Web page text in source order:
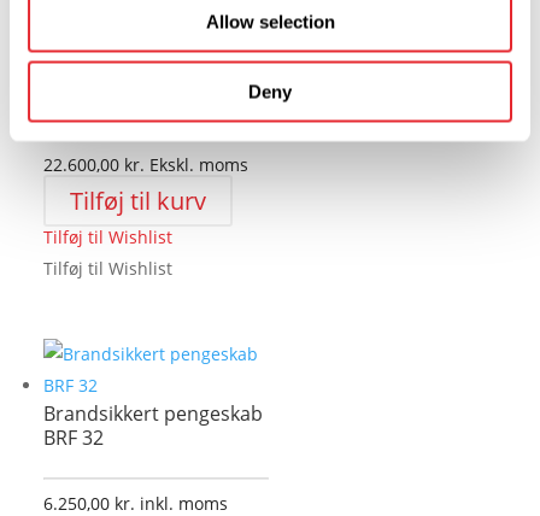
Allow selection
Deny
kan
vælges
Brandsikkert
Dokumentskab BDS165
22.600,00 kr. Ekskl. moms
Tilføj til kurv
Tilføj til Wishlist
Tilføj til Wishlist
Brandsikkert pengeskab
BRF 32
6.250,00 kr. inkl. moms